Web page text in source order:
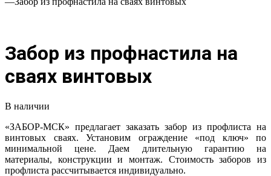
Забор из профнастила на
сваях винтовых
В наличии
«ЗАБОР-МСК» предлагает заказать забор из профлиста на
винтовых сваях. Установим ограждение «под ключ» по
минимальной цене. Даем длительную гарантию на
материалы, конструкции и монтаж. Стоимость заборов из
профлиста рассчитывается индивидуально.